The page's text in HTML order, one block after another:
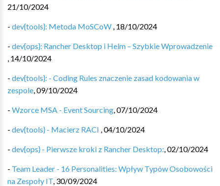
21/10/2024
- dev{tools}: Metoda MoSCoW , 18/10/2024
- dev{ops}: Rancher Desktop i Helm – Szybkie Wprowadzenie
, 14/10/2024
- dev{tools}: - Coding Rules znaczenie zasad kodowania w
zespole,09/10/2024
- Wzorce MSA - Event Sourcing,07/10/2024
- dev{tools} - Macierz RACI ,04/10/2024
- dev{ops} - Pierwsze kroki z Rancher Desktop:,02/10/2024
- Team Leader - 16 Personalities: Wpływ Typów Osobowości
na Zespoły IT, 30/09/2024